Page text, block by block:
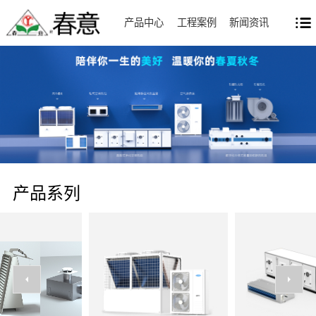
产品中心 工程案例 新闻资讯
产品系列